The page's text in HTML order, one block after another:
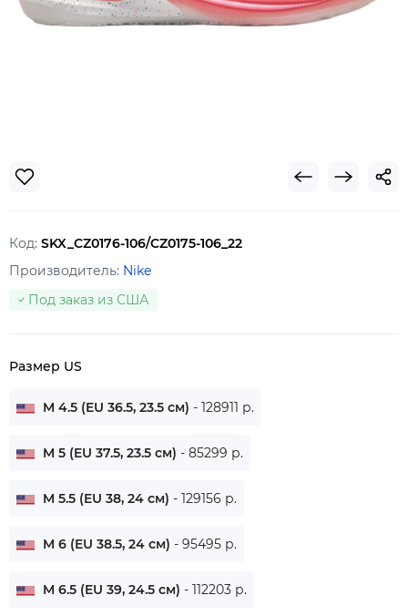
Код: SKX_CZ0176-106/CZ0175-106_22
Производитель: Nike
Под заказ из США
Размер US
M 4.5 (EU 36.5, 23.5 см) - 128911 р.
M 5 (EU 37.5, 23.5 см) - 85299 р.
M 5.5 (EU 38, 24 см) - 129156 р.
M 6 (EU 38.5, 24 см) - 95495 р.
M 6.5 (EU 39, 24.5 см) - 112203 р.